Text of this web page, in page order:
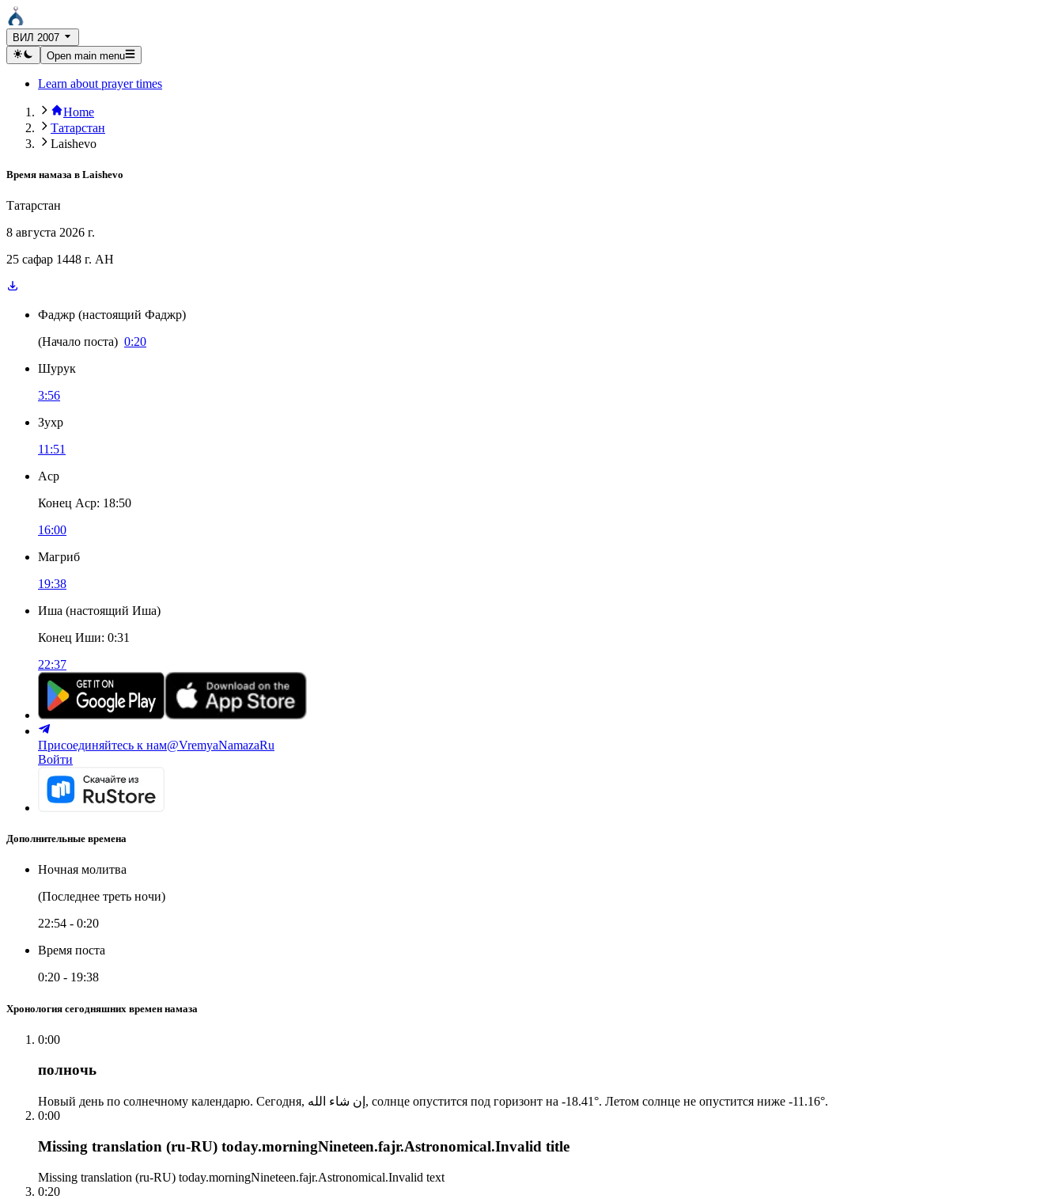
ВИЛ 2007
Open main menu
Learn about prayer times
Home
Татарстан
Laishevo
Время намаза в Laishevo
Татарстан
8 августа 2026 г.
25 сафар 1448 г. AH
Фаджр (настоящий Фаджр)
(Начало поста) 0:20
Шурук
3:56
Зухр
11:51
Аср
Конец Аср: 18:50
16:00
Магриб
19:38
Иша (настоящий Иша)
Конец Иши: 0:31
22:37
Присоединяйтесь к нам@VremyaNamazaRu
Войти
Дополнительные времена
Ночная молитва
(Последнее треть ночи)
22:54 - 0:20
Время поста
0:20 - 19:38
Хронология сегодняшних времен намаза
0:00
полночь
Новый день по солнечному календарю. Сегодня, إن شاء الله, солнце опустится под горизонт на -18.41°. Летом солнце не опустится ниже -11.16°.
0:00
Missing translation (ru-RU) today.morningNineteen.fajr.Astronomical.Invalid title
Missing translation (ru-RU) today.morningNineteen.fajr.Astronomical.Invalid text
0:20